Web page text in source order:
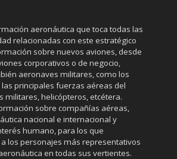
aeronáutica que toca todas las
relacionadas con este estratégico
sobre nuevos aviones, desde
corporativos o de negocio,
aeronaves militares, como los
principales fuerzas aéreas del
militares, helicópteros, etcétera.
sobre compañías aéreas,
nacional e internacional y
humano, para los que
los personajes más representativos
en todas sus vertientes.